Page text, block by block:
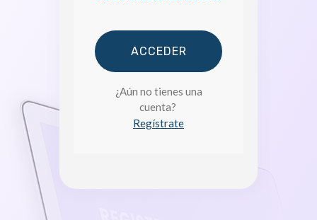
ACCEDER
¿Aún no tienes una
cuenta?
Regístrate